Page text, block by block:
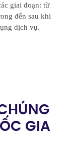
giai đoạn: từ
đến sau khi
dịch vụ.
GIA